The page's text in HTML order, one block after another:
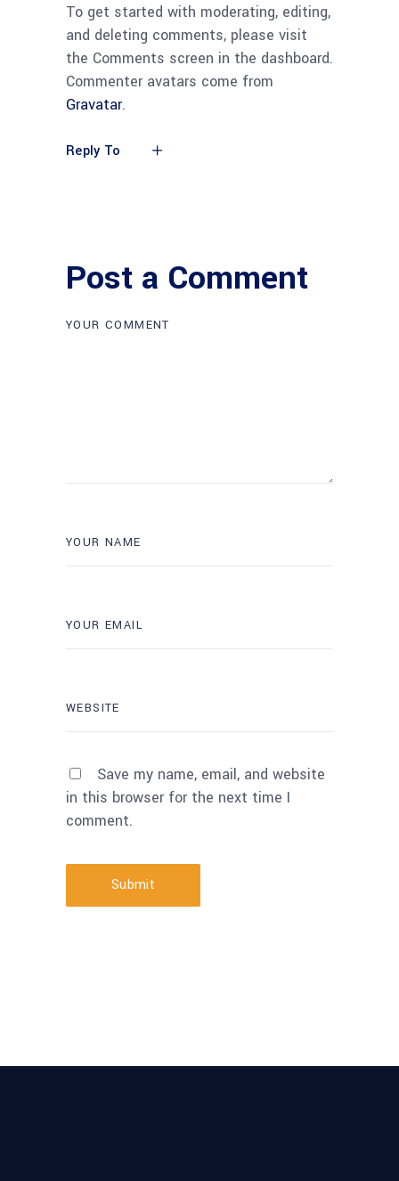
To get started with moderating, editing,
and deleting comments, please visit
the Comments screen in the dashboard.
Commenter avatars come from
Gravatar.
Reply To
Post a Comment
Save my name, email, and website
in this browser for the next time I
comment.
Submit